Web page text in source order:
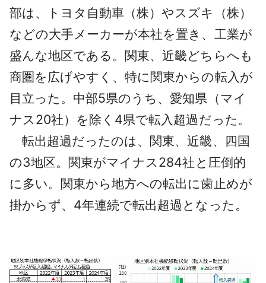
部は、トヨタ自動車（株）やスズキ（株）
などの大手メーカーが本社を置き、工業が
盛んな地区である。関東、近畿どちらへも
商圏を広げやすく、特に関東からの転入が
目立った。中部5県のうち、愛知県（マイ
ナス20社）を除く4県で転入超過だった。
転出超過だったのは、関東、近畿、四国
の3地区。関東がマイナス284社と圧倒的
に多い。関東から地方への転出に歯止めが
掛からず、4年連続で転出超過となった。